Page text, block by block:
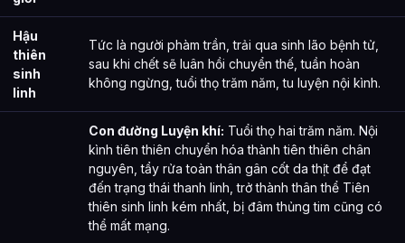
Hậu
thiên
sinh
linh
Tức là người phàm trần, trải qua sinh lão bệnh tử,
sau khi chết sẽ luân hồi chuyển thế, tuần hoàn
không ngừng, tuổi thọ trăm năm, tu luyện nội kình.
Con đường Luyện khí: Tuổi thọ hai trăm năm. Nội
kình tiên thiên chuyển hóa thành tiên thiên chân
nguyên, tẩy rửa toàn thân gân cốt da thịt để đạt
đến trạng thái thanh linh, trở thành thân thể Tiên
thiên sinh linh kém nhất, bị đâm thủng tim cũng có
thể mất mạng.